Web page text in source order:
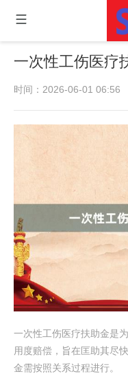
一次性工伤医疗
时间：2026-06-01 06:56
一次性工伤医疗扶助金是
用度赔偿，旨在匡助其尽
金需按照关系过程进行。